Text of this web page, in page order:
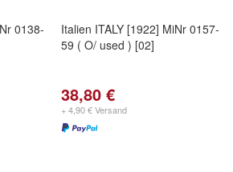
0138-
Italien ITALY [1922] MiNr 0157-
59 ( O/ used ) [02]
38,80 €
+ 4,90 € Versand